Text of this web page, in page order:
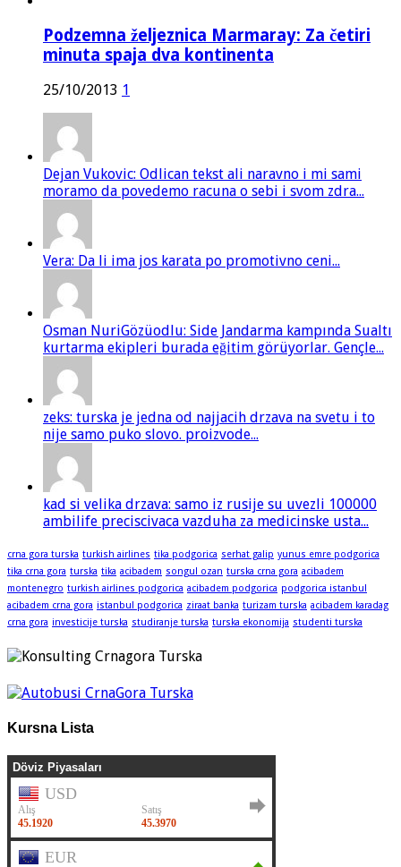
Podzemna željeznica Marmaray: Za četiri
minuta spaja dva kontinenta
25/10/2013 1
Dejan Vukovic: Odlican tekst ali naravno i mi sami
moramo da povedemo racuna o sebi i svom zdra...
Vera: Da li ima jos karata po promotivno ceni...
Osman NuriGözüodlu: Side Jandarma kampında Sualtı
kurtarma ekipleri burada eğitim görüyorlar. Gençle...
zeks: turska je jedna od najjacih drzava na svetu i to
nije samo puko slovo. proizvode...
kad si velika drzava: samo iz rusije su uvezli 100000
ambilife preciscivaca vazduha za medicinske usta...
crna gora turska turkish airlines tika podgorica serhat galip yunus emre podgorica
tika crna gora turska tika acibadem songul ozan turska crna gora acibadem
montenegro turkish airlines podgorica acibadem podgorica podgorica istanbul
acibadem crna gora istanbul podgorica ziraat banka turizam turska acibadem karadag
crna gora investicije turska studiranje turska turska ekonomija studenti turska
Kursna Lista